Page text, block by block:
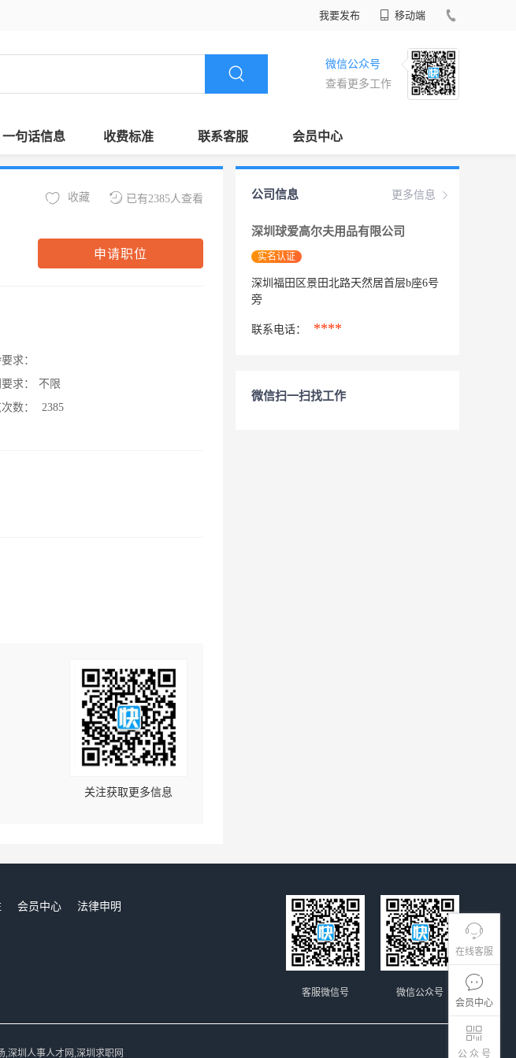
我要发布 移动端
微信公众号
查看更多工作
一句话信息 收费标准 联系客服 会员中心
在线客服
会员中心
公 众 号
已有2385人查看
收藏
申请职位
求：
求：
不限
数：
2385
关注获取更多信息
更多信息
公司信息
深圳球爱高尔夫用品有限公司
实名认证
深圳福田区景田北路天然居首层b座6号
旁
联系电话： ****
微信扫一扫找工作
会员中心
法律申明
微信公众号
客服微信号
,深圳人事人才网,深圳求职网